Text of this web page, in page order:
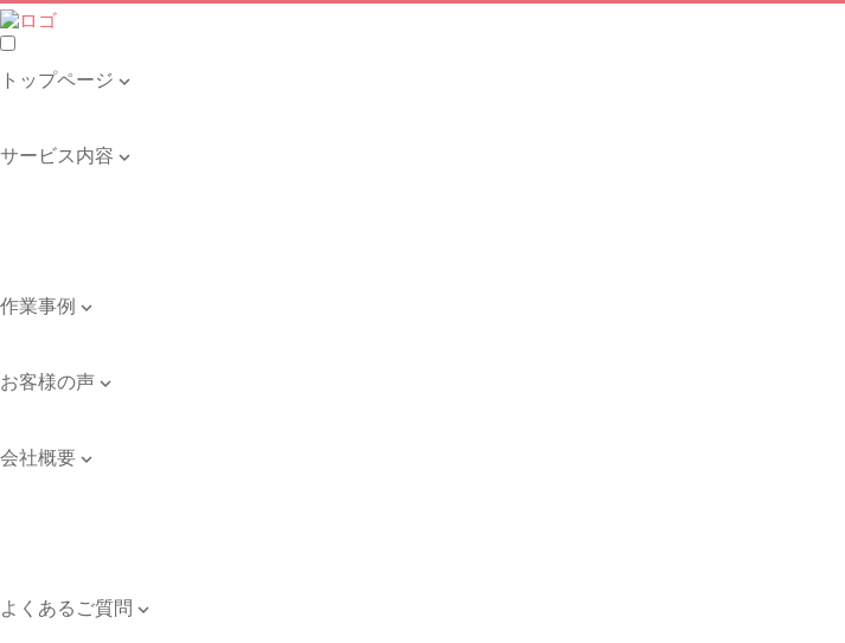
トップページ 
サービス内容 
作業事例 
お客様の声 
会社概要 
よくあるご質問 